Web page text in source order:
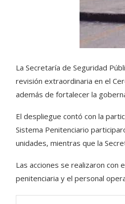
La Secretaría de Seguridad
revisión extraordinaria en el
además de fortalecer la
El despliegue contó con la
Sistema Penitenciario
unidades, mientras que la
Las acciones se realizaron
penitenciaria y el personal